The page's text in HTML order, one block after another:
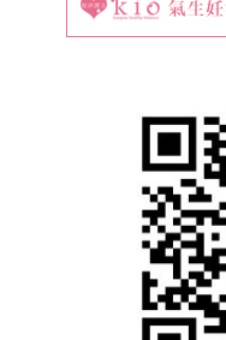
漢方の氣生薬局
オリジナルの八宝茶
オリジナルのお茶5包
その場で作ったお茶